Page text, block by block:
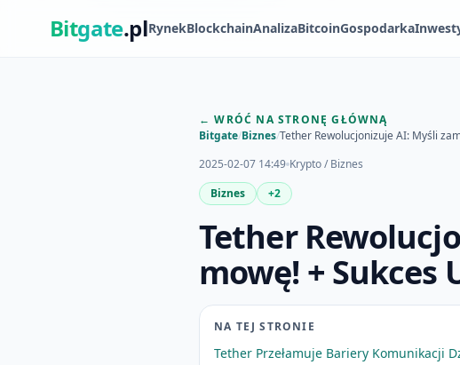
Bitgate.plRynekBlockchainAnalizaBitcoinGospodarka
← WRÓĆ NA STRONĘ GŁÓWNĄ
Bitgate/Biznes/Tether Rewolucjonizuje AI: Myśli
2025-02-07 14:49 Krypto / Biznes
Biznes
+2
Tether
mowę! + Sukces
NA TEJ STRONIE
Tether Przełamuje Bariery Komunikacji